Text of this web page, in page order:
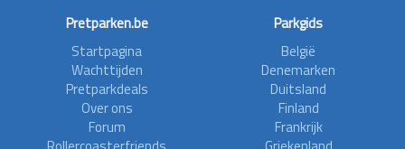
Pretparken.be
Startpagina
Wachttijden
Pretparkdeals
Over ons
Forum
Parkgids
België
Denemarken
Duitsland
Finland
Frankrijk